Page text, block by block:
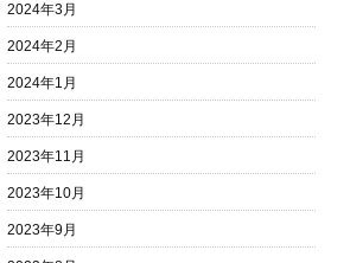
2024年3月
2024年2月
2024年1月
2023年12月
2023年11月
2023年10月
2023年9月